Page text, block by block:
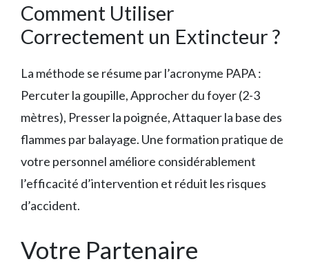
Comment Utiliser
Correctement un Extincteur ?
La méthode se résume par l’acronyme PAPA :
Percuter la goupille, Approcher du foyer (2-3
mètres), Presser la poignée, Attaquer la base des
flammes par balayage. Une formation pratique de
votre personnel améliore considérablement
l’efficacité d’intervention et réduit les risques
d’accident.
Votre Partenaire